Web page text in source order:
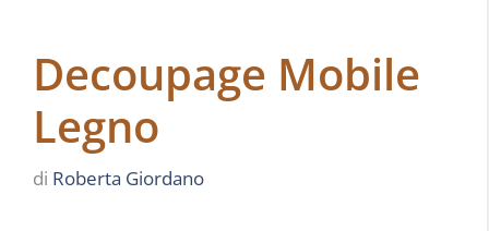
Decoupage Mobile
Legno
di Roberta Giordano